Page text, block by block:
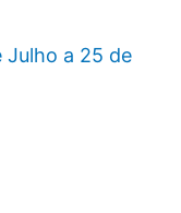
Julho a 25 de